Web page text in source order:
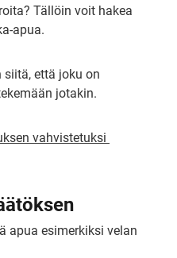
Tällöin voit hakea
apua.
että joku on
jotakin.
vahvistetuksi
apua esimerkiksi velan